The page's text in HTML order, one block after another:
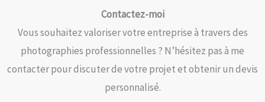
Contactez-moi
Vous souhaitez valoriser votre entreprise à travers des
photographies professionnelles ? N’hésitez pas à me
contacter pour discuter de votre projet et obtenir un devis
personnalisé.​